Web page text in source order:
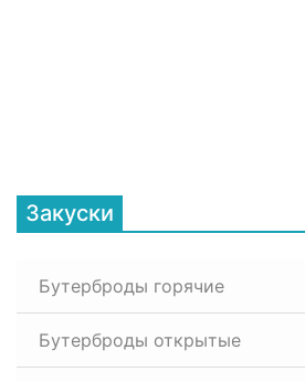
Закуски
Бутерброды горячие
Бутерброды открытые